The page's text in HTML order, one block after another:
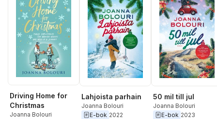
Driving Home for
Christmas
Joanna Bolouri
Lahjoista parhain
Joanna Bolouri
E-bok 2022
50 mil till jul
Joanna Bolouri
E-bok 2023